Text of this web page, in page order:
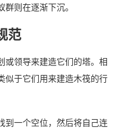
则在逐渐下沉。
范
或领导来建造它们的塔。相
似于它们用来建造木筏的行
到一个空位，然后将自己连